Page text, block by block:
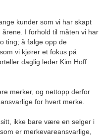
kunder som vi har skapt
I forhold til måten vi har
ting; å følge opp de
vi kjører et fokus på
daglig leder Kim Hoff
merker, og nettopp derfor
for hvert merke.
ikke bare være en selger i
er merkevareansvarlige,